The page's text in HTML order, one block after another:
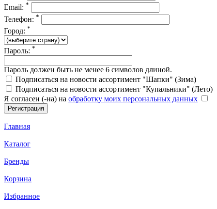
Email: *
Телефон: *
Город: *
Пароль: *
Пароль должен быть не менее 6 символов длиной.
Подписаться на новости ассортимент "Шапки" (Зима)
Подписаться на новости ассортимент "Купальники" (Лето)
Я согласен (-на) на обработку моих персональных данных
Главная
Каталог
Бренды
Корзина
Избранное